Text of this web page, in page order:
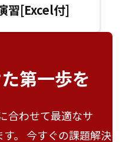
習[Excel付]
第一歩を
合わせて最適なサ
。 今すぐの課題解決